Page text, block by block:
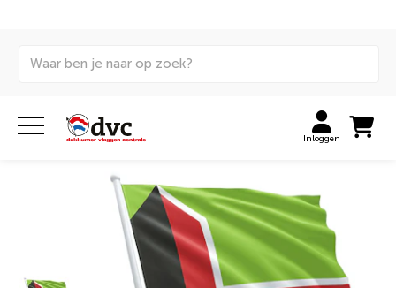
Inloggen